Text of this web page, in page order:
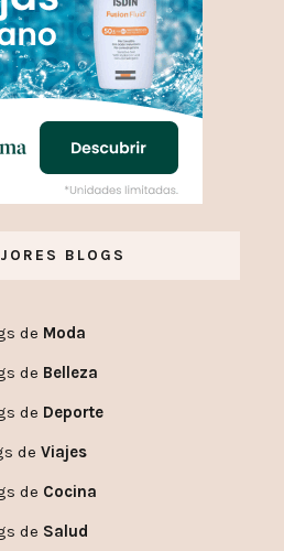
BLOGS
de Moda
de Belleza
de Deporte
de Viajes
de Cocina
de Salud